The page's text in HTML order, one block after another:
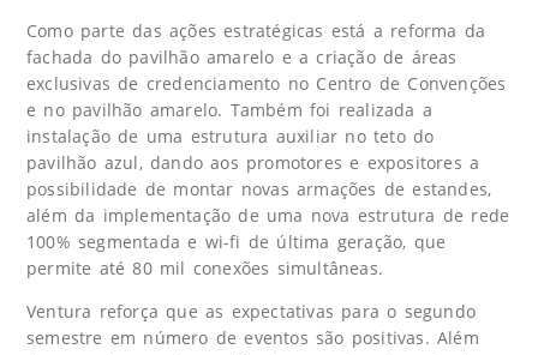
Como parte das ações estratégicas está a reforma da
fachada do pavilhão amarelo e a criação de áreas
exclusivas de credenciamento no Centro de Convenções
e no pavilhão amarelo. Também foi realizada a
instalação de uma estrutura auxiliar no teto do
pavilhão azul, dando aos promotores e expositores a
possibilidade de montar novas armações de estandes,
além da implementação de uma nova estrutura de rede
100% segmentada e wi-fi de última geração, que
permite até 80 mil conexões simultâneas.
Ventura reforça que as expectativas para o segundo
semestre em número de eventos são positivas. Além